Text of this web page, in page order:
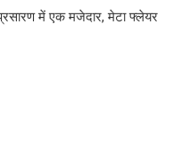
में एक मजेदार, मेटा फ्लेयर